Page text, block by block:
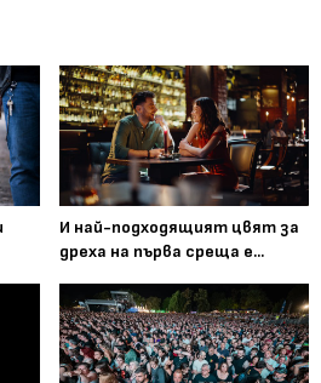
И най-подходящият цвят за
дреха на първа среща е...